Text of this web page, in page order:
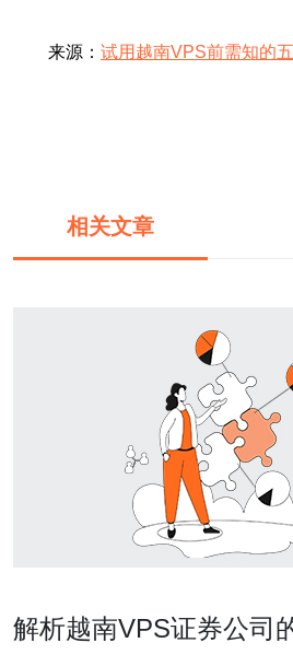
来源： 试用越南VPS前需知的
相关文章
解析越南VPS证券公司